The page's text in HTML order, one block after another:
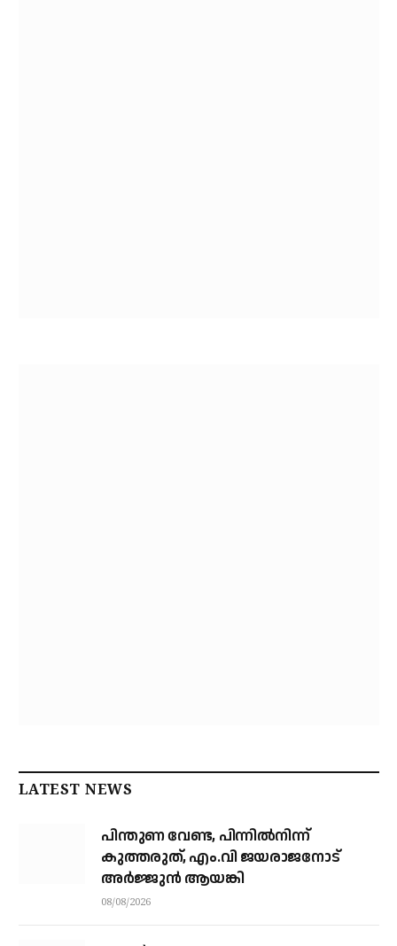
LATEST NEWS
പിന്തുണ വേണ്ട, പിന്നിൽനിന്ന്
കുത്തരുത്, എം.വി ജയരാജനോട്
അർജ്ജുൻ ആയങ്കി
08/08/2026